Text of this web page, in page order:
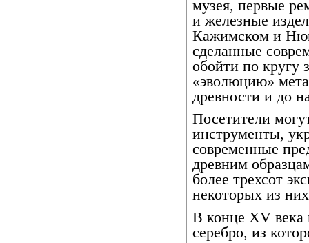
музея, первые
и железные
Кажимском и
сделанные
обойти по кругу
«эволюцию»
древности и до
Посетители
инструменты,
современные
древним
более трехсот
некоторых из
В конце XV
серебро, из